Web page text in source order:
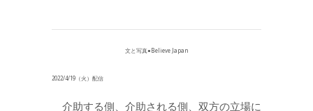
文と写真●Believe Japan
2022/4/19（火）配信
介助する側、介助される側、双方の立場に